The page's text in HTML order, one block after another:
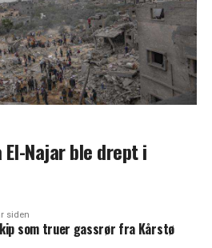
El-Najar ble drept i
siden
som truer gassrør fra Kårstø